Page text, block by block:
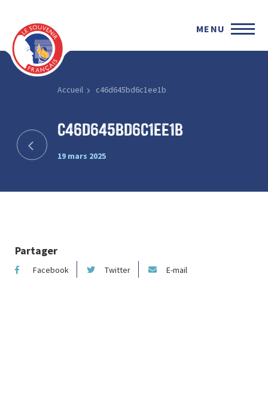
MENU
Accueil c46d645bd6c1ee1b
c46d645bd6c1ee1b
19 mars 2025
Partager
Facebook Twitter E-mail